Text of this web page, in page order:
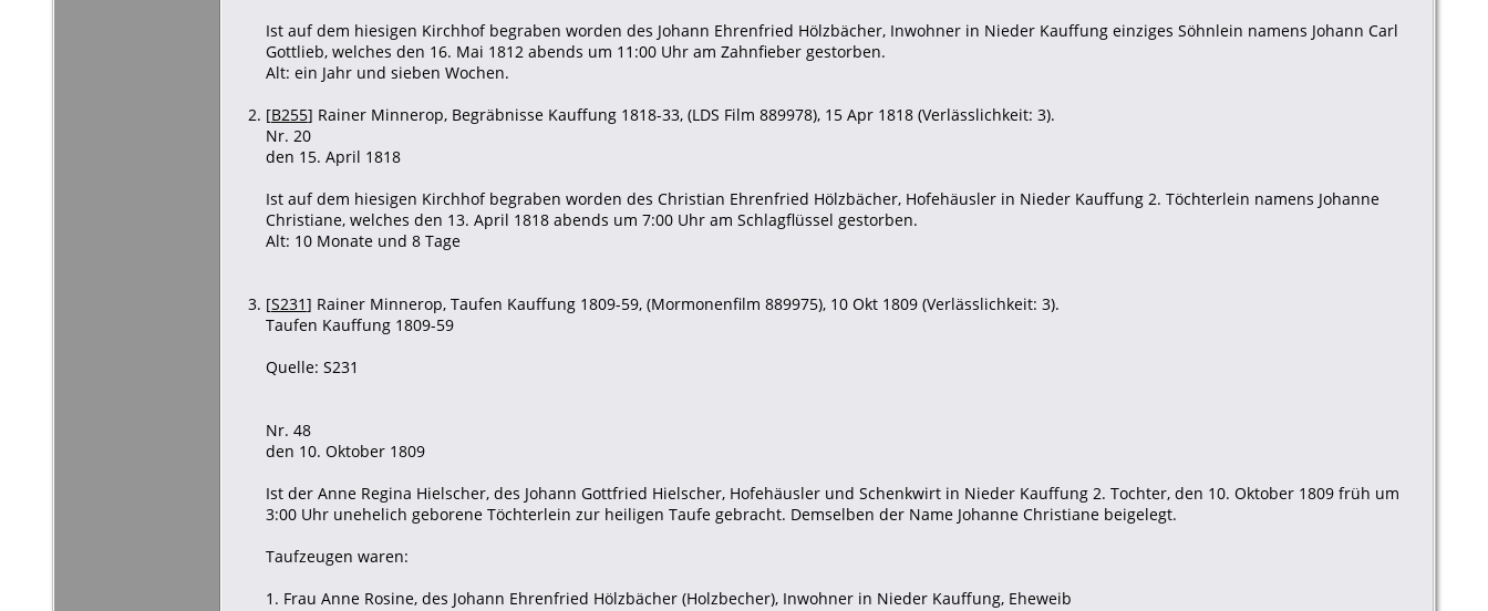
Ist auf dem hiesigen Kirchhof begraben worden des Johann Ehrenfried Hölzbächer, Inwohner in Nieder Kauffung einziges Söhnlein namens Johann Carl
Gottlieb, welches den 16. Mai 1812 abends um 11:00 Uhr am Zahnfieber gestorben.
Alt: ein Jahr und sieben Wochen.
[B255] Rainer Minnerop, Begräbnisse Kauffung 1818-33, (LDS Film 889978), 15 Apr 1818 (Verlässlichkeit: 3).
Nr. 20
den 15. April 1818
Ist auf dem hiesigen Kirchhof begraben worden des Christian Ehrenfried Hölzbächer, Hofehäusler in Nieder Kauffung 2. Töchterlein namens Johanne
Christiane, welches den 13. April 1818 abends um 7:00 Uhr am Schlagflüssel gestorben.
Alt: 10 Monate und 8 Tage
[S231] Rainer Minnerop, Taufen Kauffung 1809-59, (Mormonenfilm 889975), 10 Okt 1809 (Verlässlichkeit: 3).
Taufen Kauffung 1809-59
Quelle: S231
Nr. 48
den 10. Oktober 1809
Ist der Anne Regina Hielscher, des Johann Gottfried Hielscher, Hofehäusler und Schenkwirt in Nieder Kauffung 2. Tochter, den 10. Oktober 1809 früh um
3:00 Uhr unehelich geborene Töchterlein zur heiligen Taufe gebracht. Demselben der Name Johanne Christiane beigelegt.
Taufzeugen waren:
1. Frau Anne Rosine, des Johann Ehrenfried Hölzbächer (Holzbecher), Inwohner in Nieder Kauffung, Eheweib